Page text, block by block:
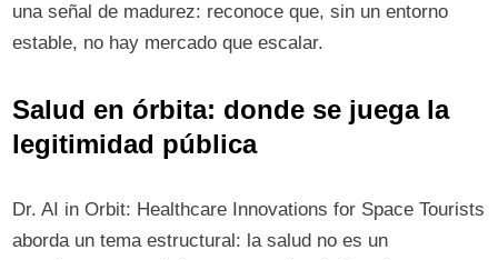
una señal de madurez: reconoce que, sin un entorno
estable, no hay mercado que escalar.
Salud en órbita: donde se juega la
legitimidad pública
Dr. AI in Orbit: Healthcare Innovations for Space Tourists
aborda un tema estructural: la salud no es un